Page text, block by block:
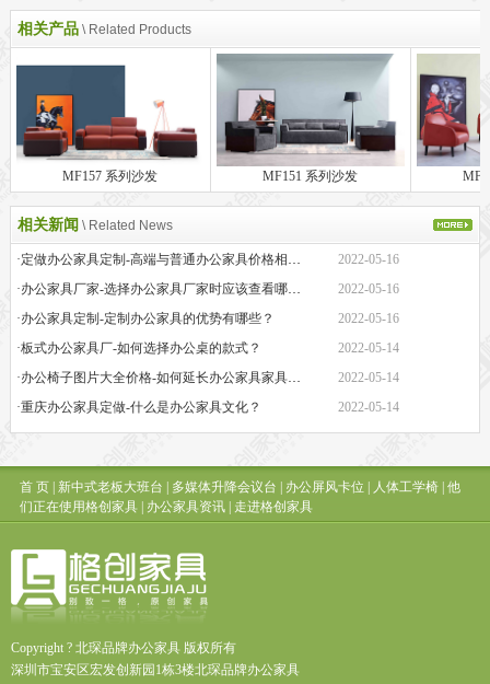
相关产品 \ Related Products
MF157 系列沙发 MF151 系列沙发
相关新闻 \ Related News
2022-05-16
·办公家具厂家-选择办公家具厂家时应该查看哪些方面？
2022-05-16
·办公家具定制-定制办公家具的优势有哪些？
2022-05-16
·板式办公家具厂-如何选择办公桌的款式？
2022-05-14
·办公椅子图片大全价格-如何延长办公家具家具的保质期？
2022-05-14
·重庆办公家具定做-什么是办公家具文化？
2022-05-14
首 页| 新中式老板大班台 | 多媒体升降会议台 | 办公屏风卡位 | 人体工学椅| 他
们正在使用格创家具| 办公家具资讯| 走进格创家具
Copyright ? 北琛品牌办公家具 版权所有
深圳市宝安区宏发创新园1栋3楼北琛品牌办公家具